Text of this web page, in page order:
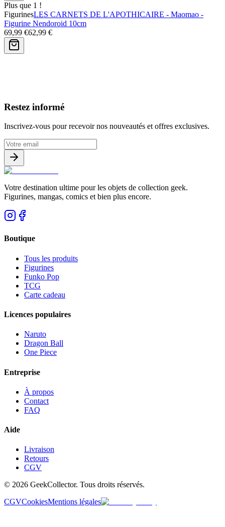
Plus que 1 !
FigurinesLES CARNETS DE L'APOTHICAIRE - Maomao -
Figurine Nendoroid 10cm
69,99 €62,99 €
Restez informé
Inscrivez-vous pour recevoir nos nouveautés et offres exclusives.
Votre destination ultime pour les objets de collection geek.
Figurines, mangas, comics et bien plus encore.
Boutique
Tous les produits
Figurines
Funko Pop
TCG
Carte cadeau
Licences populaires
Naruto
Dragon Ball
One Piece
Entreprise
À propos
Contact
FAQ
Aide
Livraison
Retours
CGV
© 2026 GeekCollector. Tous droits réservés.
CGVCookiesMentions légales